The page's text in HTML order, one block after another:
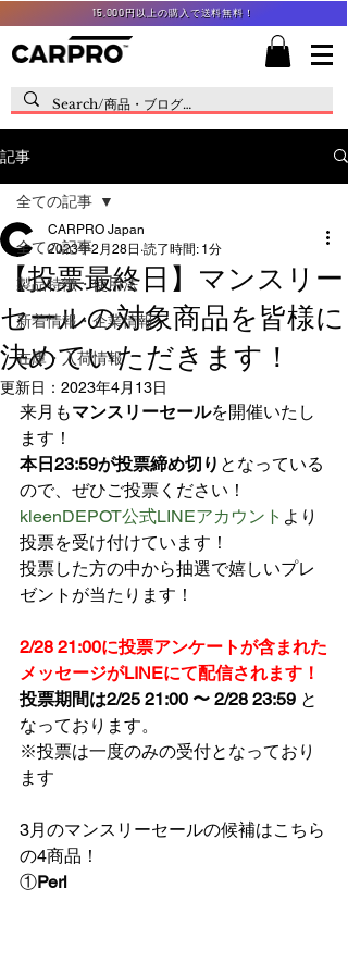
15,000円以上の購入で送料無料！
記事
全ての記事
製品特徴・使用法
新着情報・企業情報
在庫・入荷情報
全ての記事
【投票最終日】マンスリー
セールの対象商品を皆様に
決めていただきます！
CARPRO Japan
2023年2月28日 読了時間: 1分
更新日： 2023年4月13日
来月もマンスリーセールを開催いたし
ます！
本日23:59が投票締め切り となっている
ので、ぜひご投票ください！
kleenDEPOT公式LINEアカウント より
投票を受け付けています！
投票した方の中から抽選で嬉しいプレ
ゼントが当たります！
2/28 21:00に投票アンケートが含まれた
メッセージがLINEにて配信されます！
投票期間は2/25 21:00 〜 2/28 23:59 と
なっております。
※投票は一度のみの受付となっており
ます
3月のマンスリーセールの候補はこちら
の4商品！
①Perl